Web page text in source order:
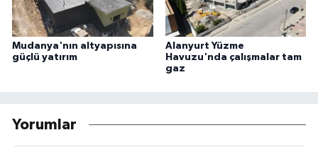
Mudanya'nın altyapısına
güçlü yatırım
Alanyurt Yüzme
Havuzu'nda çalışmalar tam
gaz
Yorumlar